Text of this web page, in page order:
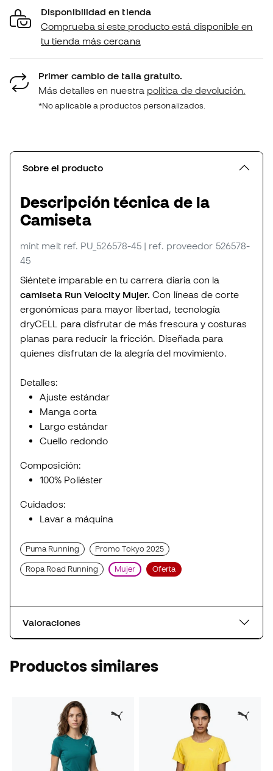
Disponibilidad en tienda
Comprueba si este producto está disponible en
tu tienda más cercana
Primer cambio de talla gratuito.
Más detalles en nuestra política de devolución.
*No aplicable a productos personalizados.
Sobre el producto
Descripción técnica de la
Camiseta
mint melt ref. PU_526578-45 | ref. proveedor 526578-
45
Siéntete imparable en tu carrera diaria con la
camiseta Run Velocity Mujer. Con líneas de corte
ergonómicas para mayor libertad, tecnología
dryCELL para disfrutar de más frescura y costuras
planas para reducir la fricción. Diseñada para
quienes disfrutan de la alegría del movimiento.
Detalles:
Ajuste estándar
Manga corta
Largo estándar
Cuello redondo
Composición:
100% Poliéster
Cuidados:
Lavar a máquina
Puma Running Promo Tokyo 2025
Ropa Road Running Mujer Oferta
Valoraciones
Productos similares